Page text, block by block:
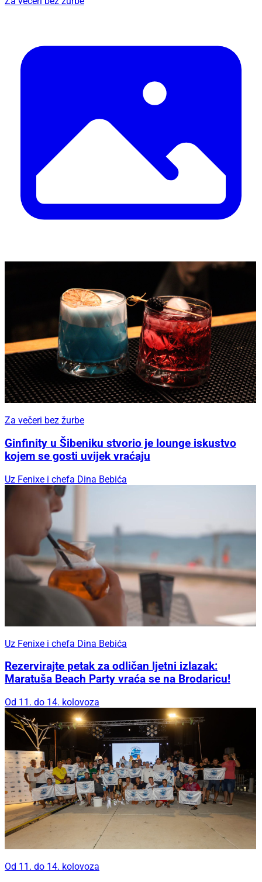
Za večeri bez žurbe
Ginfinity u Šibeniku stvorio je lounge iskustvo
kojem se gosti uvijek vraćaju
Uz Fenixe i chefa Dina Bebića
Uz Fenixe i chefa Dina Bebića
Rezervirajte petak za odličan ljetni izlazak:
Maratuša Beach Party vraća se na Brodaricu!
Od 11. do 14. kolovoza
Od 11. do 14. kolovoza